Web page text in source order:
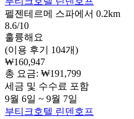
펠젠테르메 스파에서 0.2km
8.6/10
훌륭해요
(이용 후기 104개)
₩160,947
총 요금: ₩191,799
세금 및 수수료 포함
9월 6일 ~ 9월 7일
부티크호텔 린덴호프